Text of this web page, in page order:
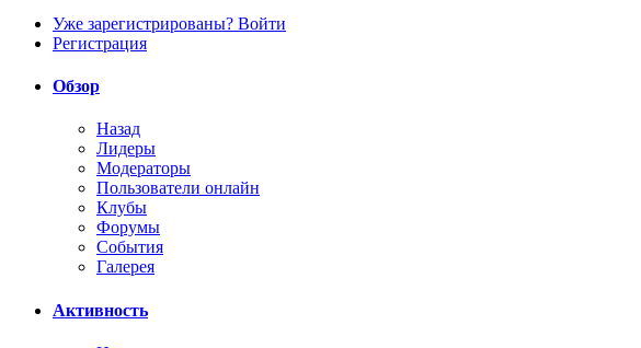
Уже зарегистрированы? Войти
Регистрация
Обзор
Назад
Лидеры
Модераторы
Пользователи онлайн
Клубы
Форумы
События
Галерея
Активность